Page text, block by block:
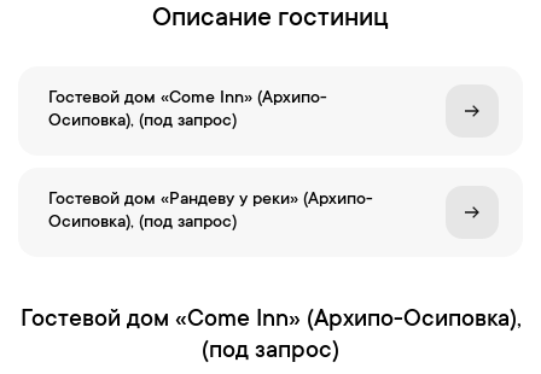
Описание гостиниц
Гостевой дом «Come Inn» (Архипо-
Осиповка), (под запрос)
Гостевой дом «Рандеву у реки» (Архипо-
Осиповка), (под запрос)
Гостевой дом «Come Inn» (Архипо-Осиповка),
(под запрос)